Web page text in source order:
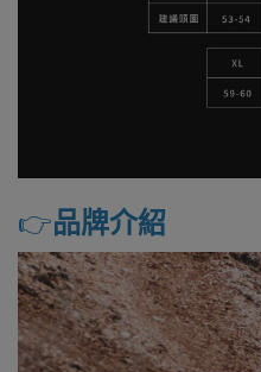
👉️品牌介紹